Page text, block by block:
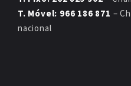
T. Móvel: 966 186 871 –
nacional